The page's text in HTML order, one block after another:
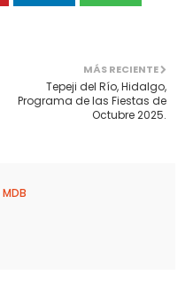
MÁS RECIENTE
Tepeji del Río, Hidalgo,
Programa de las Fiestas de
Octubre 2025.
MDB